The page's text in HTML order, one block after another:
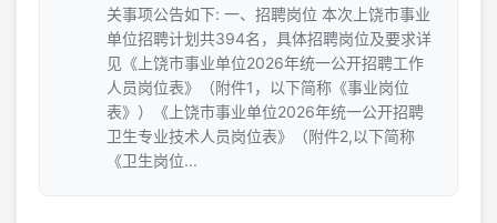
关事项公告如下: 一、招聘岗位 本次上饶市事业
单位招聘计划共394名，具体招聘岗位及要求详
见《上饶市事业单位2026年统一公开招聘工作
人员岗位表》（附件1，以下简称《事业岗位
表》）《上饶市事业单位2026年统一公开招聘
卫生专业技术人员岗位表》（附件2,以下简称
《卫生岗位...